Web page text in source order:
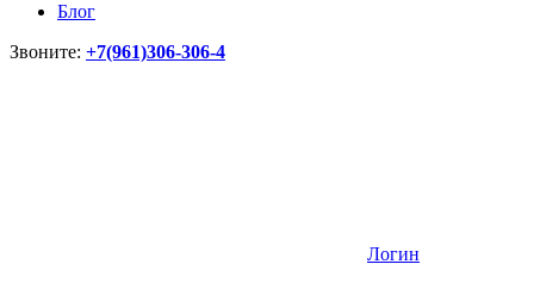
Блог
Звоните: +7(961)306-306-4
Логин